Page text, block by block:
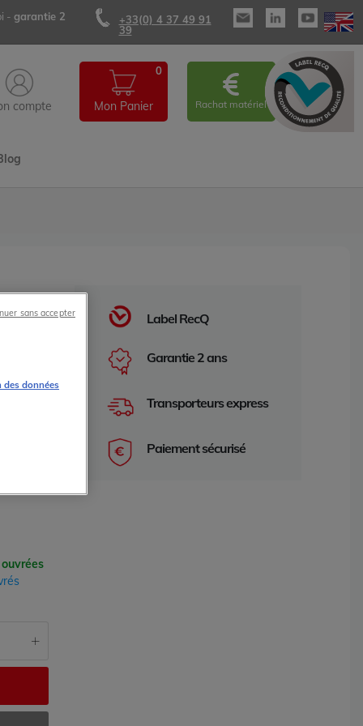
- garantie 2
+33(0) 4 37 49 91
39
compte Mon Panier
0
Rachat matériel
Label RecQ
Garantie 2 ans
Transporteurs express
Paiement sécurisé
des données
sans accepter